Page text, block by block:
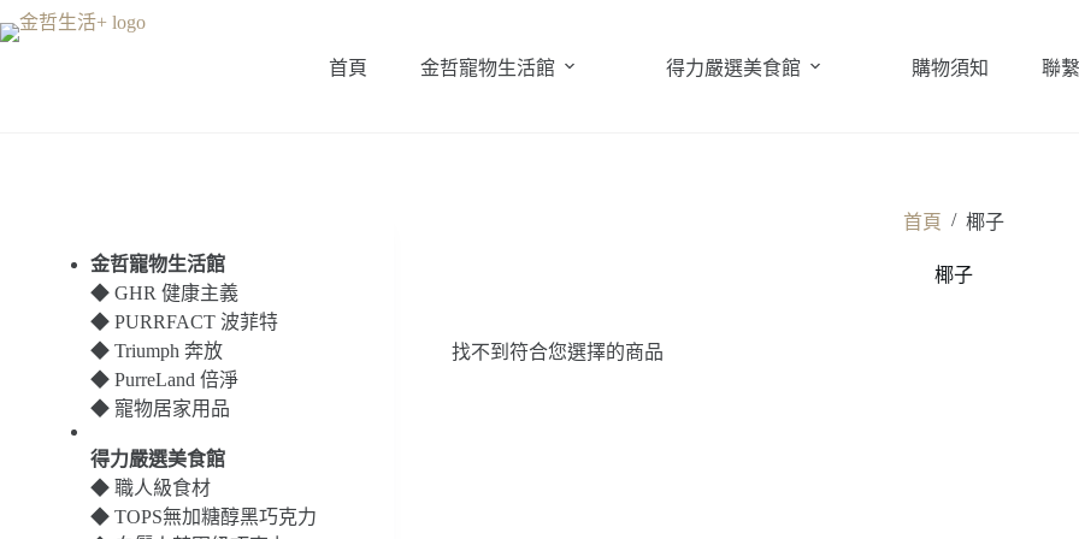
至
首頁 金哲寵物生活館 得力嚴選美食館 購物須知 聯
首頁 / 椰子
椰子
找不到符合您選擇的商品
金哲寵物生活館
◆ GHR 健康主義
◆ PURRFACT 波菲特
◆ Triumph 奔放
◆ PurreLand 倍淨
◆ 寵物居家用品
得力嚴選美食館
◆ 職人級食材
◆ TOPS無加糖醇黑巧克力